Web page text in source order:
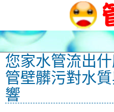
您家水管流出
管壁髒污對水
響